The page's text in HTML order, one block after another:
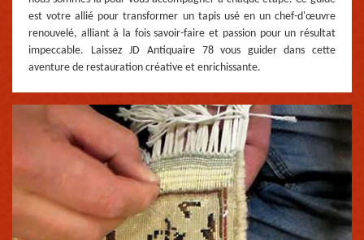
est votre allié pour transformer un tapis usé en un chef-d'œuvre
renouvelé, alliant à la fois savoir-faire et passion pour un résultat
impeccable. Laissez JD Antiquaire 78 vous guider dans cette
aventure de restauration créative et enrichissante.